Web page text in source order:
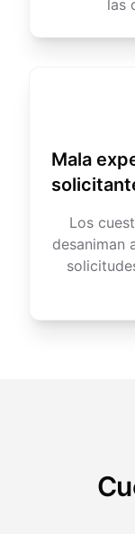
las
Mala
Los
desaniman